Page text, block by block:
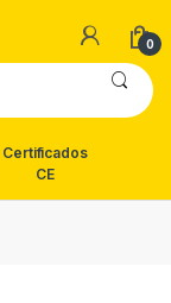
0
Certificados
CE